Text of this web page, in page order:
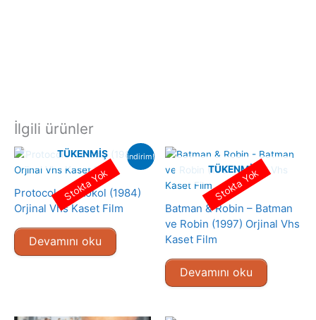
İlgili ürünler
indirim!
TÜKENMIŞ
Protocol- Protokol (1984)
Orjinal Vhs Kaset Film
Devamını oku
Stokta Yok TÜKENMIŞ
Batman & Robin – Batman
ve Robin (1997) Orjinal Vhs
Kaset Film
Devamını oku
Stokta Yok